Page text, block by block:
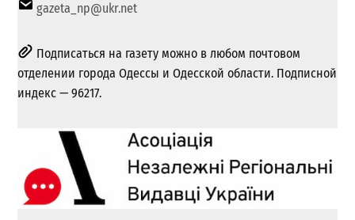
gazeta_np@ukr.net
Подписаться на газету можно в любом почтовом
отделении города Одессы и Одесской области. Подписной
индекс — 96217.